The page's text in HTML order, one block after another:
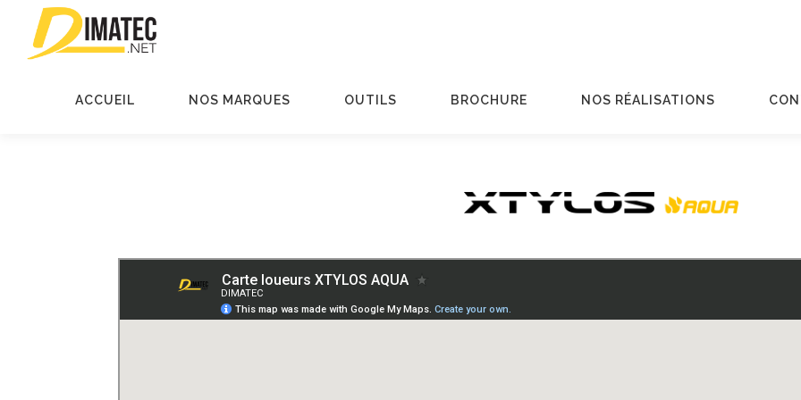
contenu
ACCUEIL NOS MARQUES OUTILS BROCHURE NOS RÉALISATIONS